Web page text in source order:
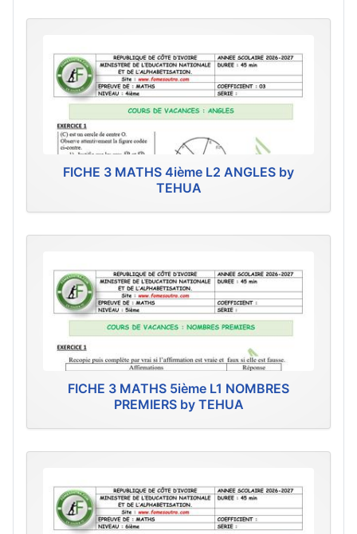
FICHE 3 MATHS 4ième L2 ANGLES by
TEHUA
FICHE 3 MATHS 5ième L1 NOMBRES
PREMIERS by TEHUA